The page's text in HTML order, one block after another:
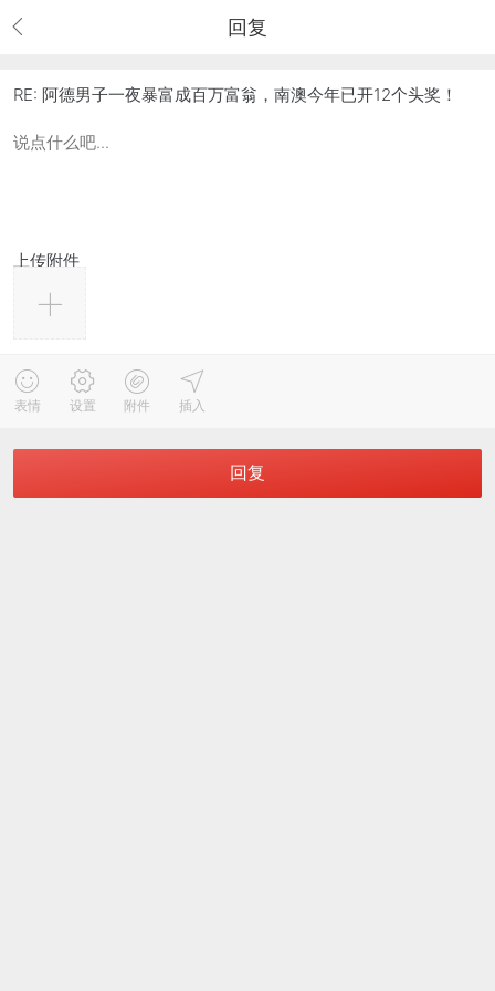
回复
RE: 阿德男子一夜暴富成百万富翁，南澳今年已开12个头奖！
上传附件
表情 设置 附件 插入
回复